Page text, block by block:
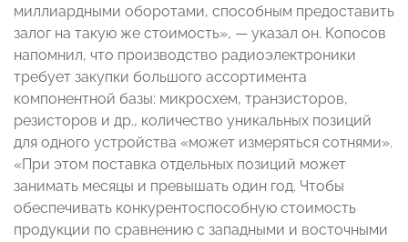
миллиардными оборотами, способным предоставить
залог на такую же стоимость», — указал он. Копосов
напомнил, что производство радиоэлектроники
требует закупки большого ассортимента
компонентной базы: микросхем, транзисторов,
резисторов и др., количество уникальных позиций
для одного устройства «может измеряться сотнями».
«При этом поставка отдельных позиций может
занимать месяцы и превышать один год. Чтобы
обеспечивать конкурентоспособную стоимость
продукции по сравнению с западными и восточными